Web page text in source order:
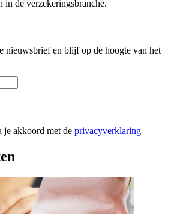
in de verzekeringsbranche.
nieuwsbrief en blijf op de hoogte van het
je akkoord met de privacyverklaring